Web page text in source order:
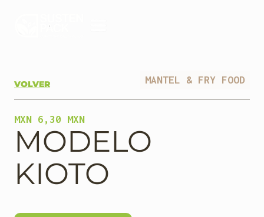
VOLVER MANTEL & FRY FOOD
MXN 6,30 MXN
MODELO
KIOTO